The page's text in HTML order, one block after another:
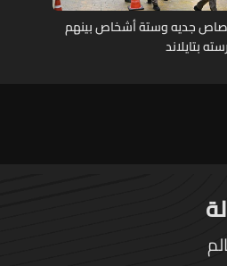
جديه وستة أشخاص بينهم
بتايلاند